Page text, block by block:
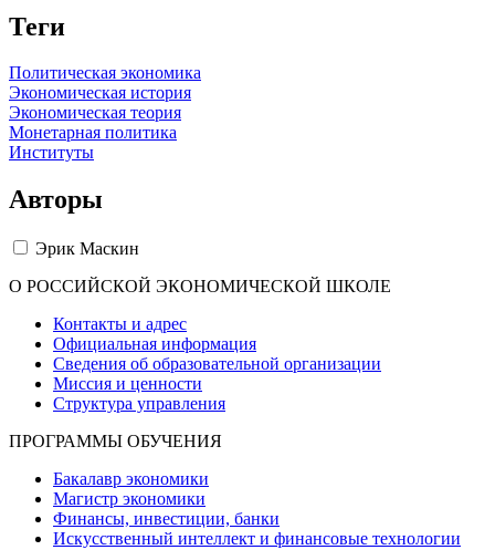
Теги
Политическая экономика
Экономическая история
Экономическая теория
Монетарная политика
Институты
Авторы
Эрик Маскин
О РОССИЙСКОЙ ЭКОНОМИЧЕСКОЙ ШКОЛЕ
Контакты и адрес
Официальная информация
Сведения об образовательной организации
Миссия и ценности
Структура управления
ПРОГРАММЫ ОБУЧЕНИЯ
Бакалавр экономики
Магистр экономики
Финансы, инвестиции, банки
Искусственный интеллект и финансовые технологии